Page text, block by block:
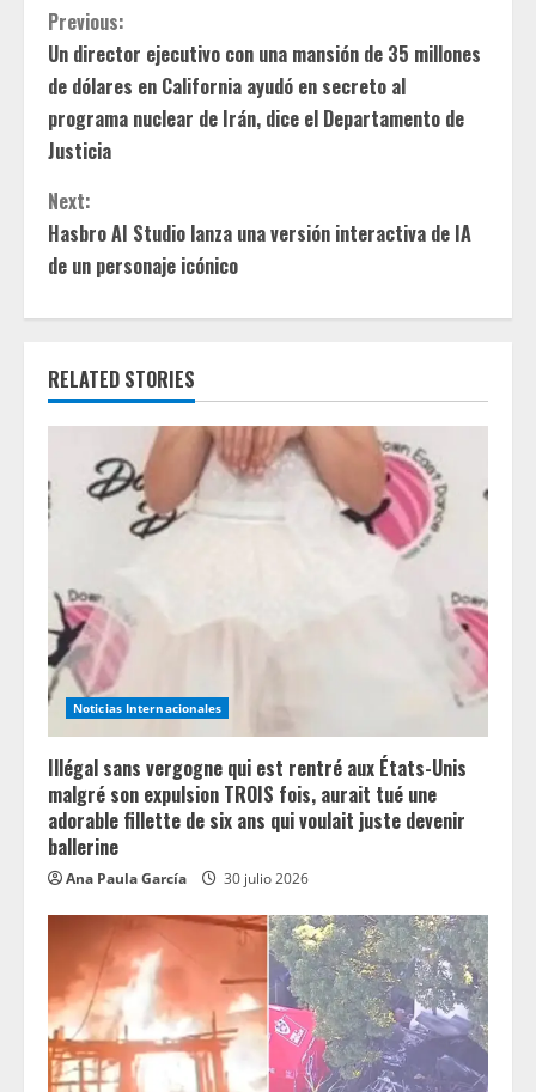
C
o
n
t
i
n
u
e
R
e
a
d
i
n
g
Previous:
Un director ejecutivo con una mansión de 35 millones
de dólares en California ayudó en secreto al
programa nuclear de Irán, dice el Departamento de
Justicia
Next:
Hasbro AI Studio lanza una versión interactiva de IA
de un personaje icónico
RELATED STORIES
Noticias Internacionales
Illégal sans vergogne qui est rentré aux États-Unis
malgré son expulsion TROIS fois, aurait tué une
adorable fillette de six ans qui voulait juste devenir
ballerine
Ana Paula García 30 julio 2026